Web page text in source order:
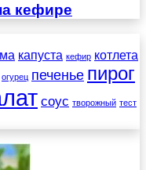
кефире
капуста кефир котлета
огурец печенье пирог
соус творожный тест